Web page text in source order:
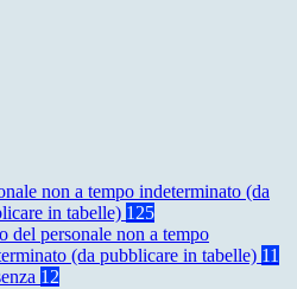
non a tempo indeterminato (da
in tabelle) 125
del personale non a tempo
(da pubblicare in tabelle) 11
12